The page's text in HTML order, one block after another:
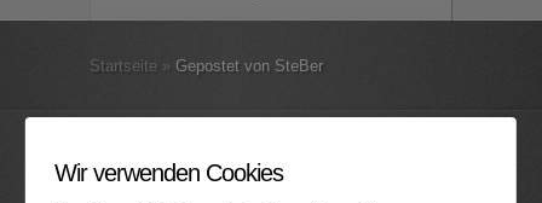
Startseite » Gepostet von SteBer
Wir verwenden Cookies